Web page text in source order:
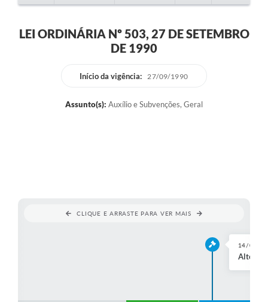
LEI ORDINÁRIA Nº 503, 27 DE SETEMBRO
DE 1990
Início da vigência: 27/09/1990
Assunto(s): Auxílio e Subvenções, Geral
CLIQUE E ARRASTE PARA VER MAIS
14/02/